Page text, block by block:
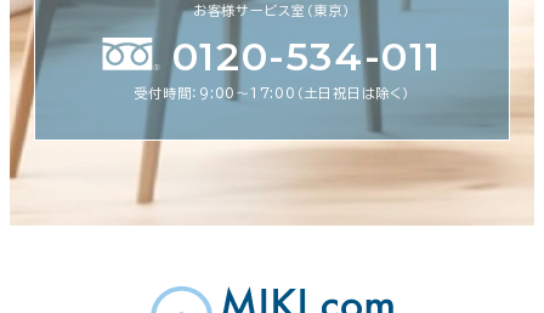
お客様サービス室（東京）
0120-534-011
受付時間：9:00〜17:00（土日祝日は除く）